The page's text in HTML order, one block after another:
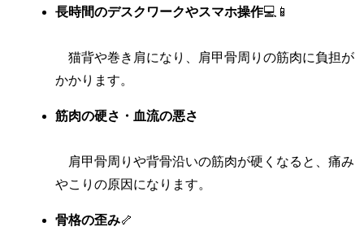
長時間のデスクワークやスマホ操作💻📱
猫背や巻き肩になり、肩甲骨周りの筋肉に負担が
かかります。
筋肉の硬さ・血流の悪さ
肩甲骨周りや背骨沿いの筋肉が硬くなると、痛み
やこりの原因になります。
骨格の歪み🦴